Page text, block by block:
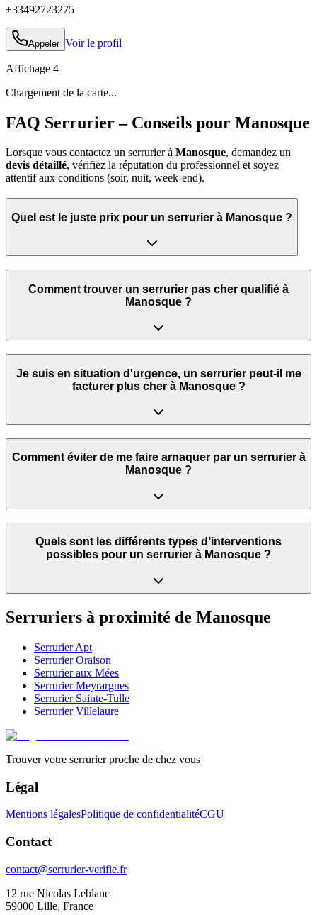
+33492723275
Appeler Voir le profil
Affichage 4
Chargement de la carte...
FAQ Serrurier – Conseils pour Manosque
Lorsque vous contactez un serrurier à Manosque, demandez un
devis détaillé, vérifiez la réputation du professionnel et soyez
attentif aux conditions (soir, nuit, week‑end).
Quel est le juste prix pour un serrurier à Manosque ?
Comment trouver un serrurier pas cher qualifié à
Manosque ?
Je suis en situation d'urgence, un serrurier peut‑il me
facturer plus cher à Manosque ?
Comment éviter de me faire arnaquer par un serrurier à
Manosque ?
Quels sont les différents types d’interventions
possibles pour un serrurier à Manosque ?
Serruriers à proximité de Manosque
SerrurierApt
SerrurierOraison
Serrurieraux Mées
SerrurierMeyrargues
Serrurier Sainte-Tulle
SerrurierVillelaure
Trouver votre serrurier proche de chez vous
Légal
Mentions légalesPolitique de confidentialitéCGU
Contact
contact@serrurier-verifie.fr
12 rue Nicolas Leblanc
59000 Lille, France